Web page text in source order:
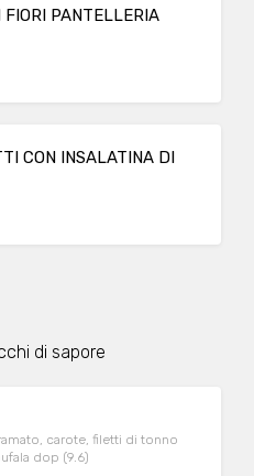
PANTELLERIA
CON INSALATINA DI
di sapore
carote, filetti di tonno
dop (9.6)